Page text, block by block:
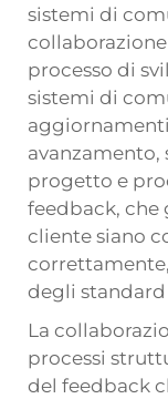
sistemi di
processo di
sistemi di
avanzamento,
progetto e
feedback, che
cliente siano
degli
La
processi
del feedback